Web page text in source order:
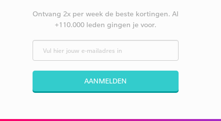
Ontvang 2x per week de beste kortingen. Al
+110.000 leden gingen je voor.
AANMELDEN